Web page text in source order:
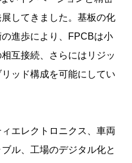
してきました。基板の化
進歩により、FPCBは小
互接続、さらにはリジッ
ッド構成を可能にしてい
エレクトロニクス、車両
ル、工場のデジタル化と